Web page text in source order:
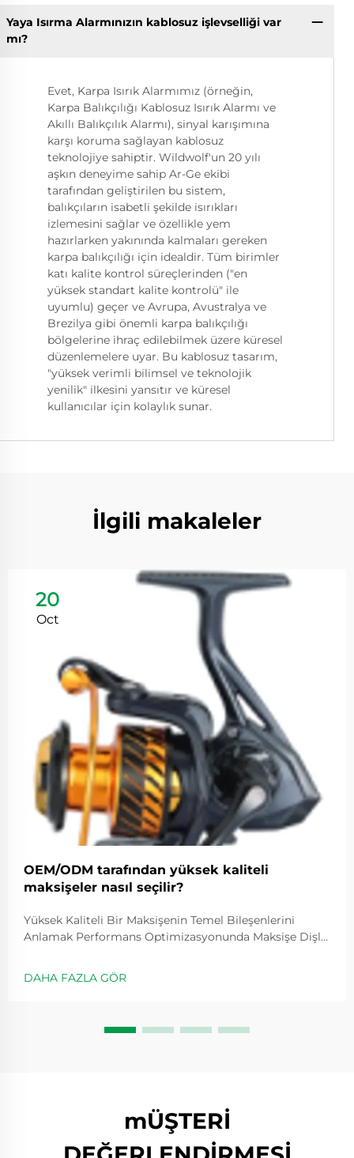
Yaya Isırma Alarmınızın kablosuz işlevselliği var
mı?
Evet, Karpa Isırık Alarmımız (örneğin,
Karpa Balıkçılığı Kablosuz Isırık Alarmı ve
Akıllı Balıkçılık Alarmı), sinyal karışımına
karşı koruma sağlayan kablosuz
teknolojiye sahiptir. Wildwolf'un 20 yılı
aşkın deneyime sahip Ar-Ge ekibi
tarafından geliştirilen bu sistem,
balıkçıların isabetli şekilde isırıkları
izlemesini sağlar ve özellikle yem
hazırlarken yakınında kalmaları gereken
karpa balıkçılığı için idealdir. Tüm birimler
katı kalite kontrol süreçlerinden ("en
yüksek standart kalite kontrolü" ile
uyumlu) geçer ve Avrupa, Avustralya ve
Brezilya gibi önemli karpa balıkçılığı
bölgelerine ihraç edilebilmek üzere küresel
düzenlemelere uyar. Bu kablosuz tasarım,
"yüksek verimli bilimsel ve teknolojik
yenilik" ilkesini yansıtır ve küresel
kullanıcılar için kolaylık sunar.
İlgili makaleler
20
Oct
OEM/ODM tarafından yüksek kaliteli
maksişeler nasıl seçilir?
Yüksek Kaliteli Bir Maksişenin Temel Bileşenlerini
Anlamak Performans Optimizasyonunda Maksişe Dişli
döneceğini belirler ve genellikle 5.2:1 gibi değerlerle
ifade edilir; bu değer, kolu bir kez çevirdiğimizde
DAHA FAZLA GÖR
mÜŞTERİ